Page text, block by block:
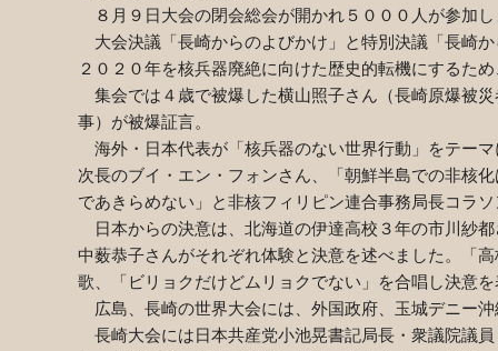
８月９日大会の閉会総会が開かれ５０００人が参加し
大会決議「長崎からのよびかけ」と特別決議「長崎
２０２０年を核兵器廃絶に向けた歴史的転機にするた
集会では４歳で被爆した横山照子さん（長崎原爆被
事）が被爆証言。
海外・日本代表が「核兵器のない世界行動」をテー
次長のブイ・エン・フォンさん、「朝鮮半島での非核
であきらめない」と非核フィリピン連合事務局長コラ
日本からの決意は、北海道の伊達高校３年の市川紗
中薮恭子さんがそれぞれ体験と決意を述べました。「
歌、「ビリョクだけどムリョクでない」を合唱し決意
広島、長崎の世界大会には、外国政府、玉城デニー
長崎大会には日本共産党小池晃書記局長・衆議院議